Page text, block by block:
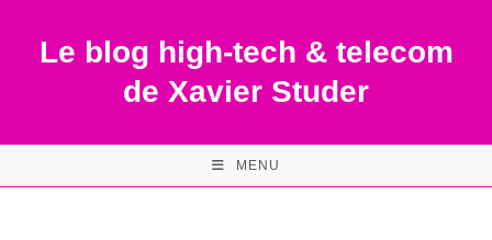
contentLe blog high-tech & telecom
de Xavier Studer
MENU